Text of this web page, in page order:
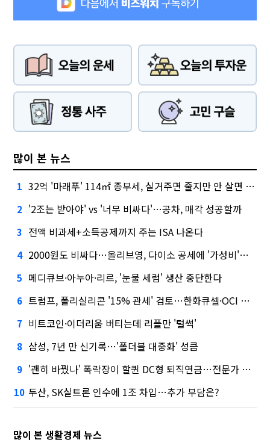
많이 본 뉴스
1 32억 '마래푸' 114㎡ 종부세, 실거주면 줄지만 안 살면 2.5배
2 '2조는 받아야' vs '너무 비싸다'…공차, 매각 성공할까
3 전액 비과세+소득공제까지 주는 ISA 나온다
4 2000원도 비싸다…올리브영, 다이소 공세에 '가성비'로 맞불
5 메디큐브·아누아·리르, '눈물 세럼' 생산 중단한다
6 트럼프, 폴리실리콘 '15% 관세' 검토…한화큐셀·OCI 영향은?
7 비트코인·이더리움 버티는데 리플만 '털썩'
8 삼성, 7년 만 신기록…'폴더블 대중화' 성큼
9 '괜히 바꿨나' 폭락장이 할퀸 DC형 퇴직연금…전문가 조언은
10 두산, SK실트론 인수에 1조 차입…추가 부담은?
많이 본 생활경제 뉴스